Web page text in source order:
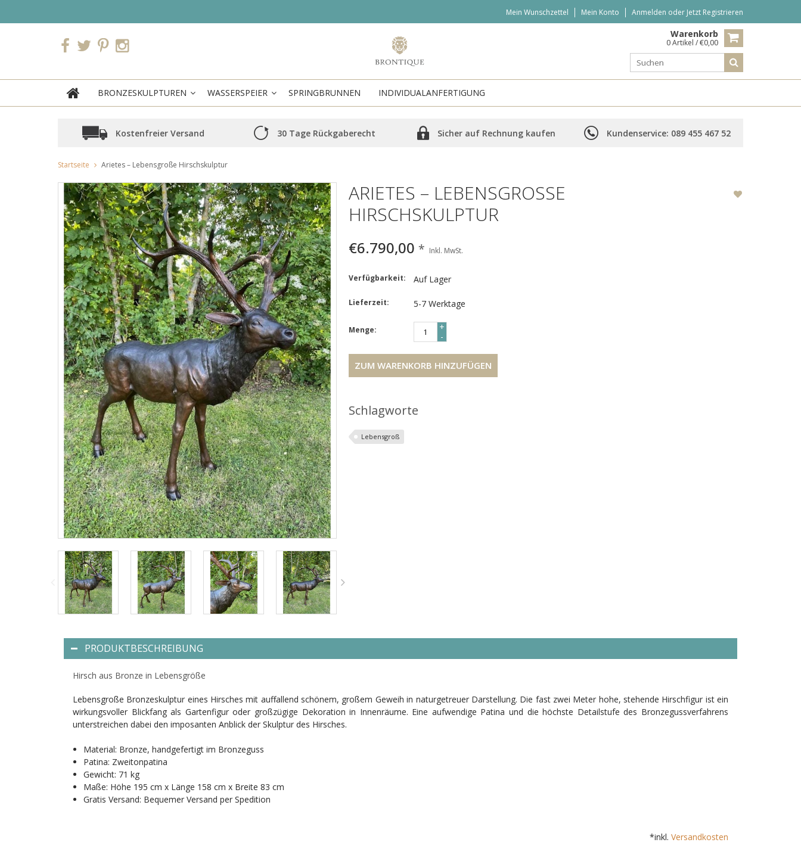
Mein Wunschzettel Mein Konto Anmelden oder Jetzt Registrieren
Warenkorb
0 Artikel / €0,00
BRONZESKULPTUREN WASSERSPEIER SPRINGBRUNNEN INDIVIDUALANFERTIGUNG
Kostenfreier Versand 30 Tage Rückgaberecht Sicher auf Rechnung kaufen Kundenservice: 089 455 467 52
Startseite Arietes – Lebensgroße Hirschskulptur
ARIETES – LEBENSGROSSE H
IRSCHSKULPTUR
€6.790,00 * Inkl. MwSt.
Verfügbarkeit: Auf Lager
Lieferzeit: 5-7 Werktage
Menge:
+
-
ZUM WARENKORB HINZUFÜGEN
Schlagworte
Lebensgroß
PRODUKTBESCHREIBUNG
Hirsch aus Bronze in Lebensgröße
Lebensgroße Bronzeskulptur eines Hirsches mit auffallend schönem, großem Geweih in naturgetreuer Darstellung. Die fast zwei Meter hohe, stehende Hirschfigur ist ein
wirkungsvoller Blickfang als Gartenfigur oder großzügige Dekoration in Innenräume. Eine aufwendige Patina und die höchste Detailstufe des Bronzegussverfahrens
unterstreichen dabei den imposanten Anblick der Skulptur des Hirsches.
Material: Bronze, handgefertigt im Bronzeguss
Patina: Zweitonpatina
Gewicht: 71 kg
Maße: Höhe 195 cm x Länge 158 cm x Breite 83 cm
Gratis Versand: Bequemer Versand per Spedition
*inkl. Versandkosten